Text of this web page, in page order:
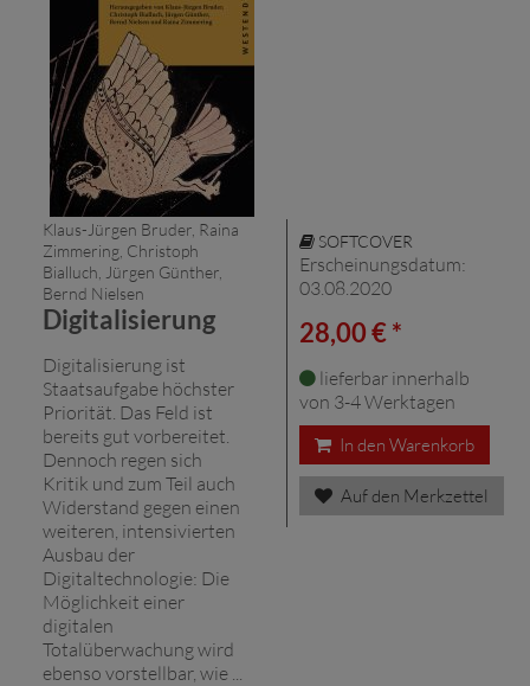
Klaus-Jürgen Bruder, Raina
Zimmering, Christoph
Bialluch, Jürgen Günther,
Bernd Nielsen
Digitalisierung
Digitalisierung ist
Staatsaufgabe höchster
Priorität. Das Feld ist
bereits gut vorbereitet.
Dennoch regen sich
Kritik und zum Teil auch
Widerstand gegen einen
weiteren, intensivierten
Ausbau der
Digitaltechnologie: Die
Möglichkeit einer
digitalen
Totalüberwachung wird
ebenso vorstellbar, wie ...
SOFTCOVER
Erscheinungsdatum:
03.08.2020
28,00 € *
lieferbar innerhalb
von 3-4 Werktagen
In den Warenkorb
Auf den Merkzettel